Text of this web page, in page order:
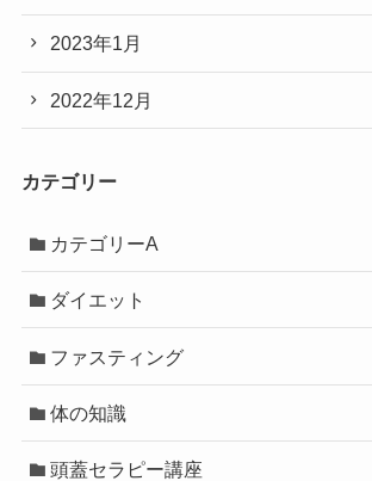
2023年1月
2022年12月
カテゴリー
カテゴリーA
ダイエット
ファスティング
体の知識
頭蓋セラピー講座